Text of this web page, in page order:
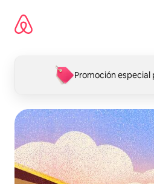
contenido
Promoción especial